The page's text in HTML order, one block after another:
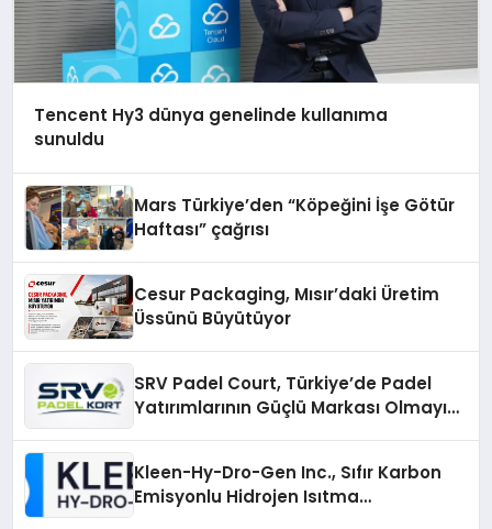
Tencent Hy3 dünya genelinde kullanıma
sunuldu
Mars Türkiye’den “Köpeğini İşe Götür
Haftası” çağrısı
Cesur Packaging, Mısır’daki Üretim
Üssünü Büyütüyor
SRV Padel Court, Türkiye’de Padel
Yatırımlarının Güçlü Markası Olmayı
Kleen-Hy-Dro-Gen Inc., Sıfır Karbon
Emisyonlu Hidrojen Isıtma